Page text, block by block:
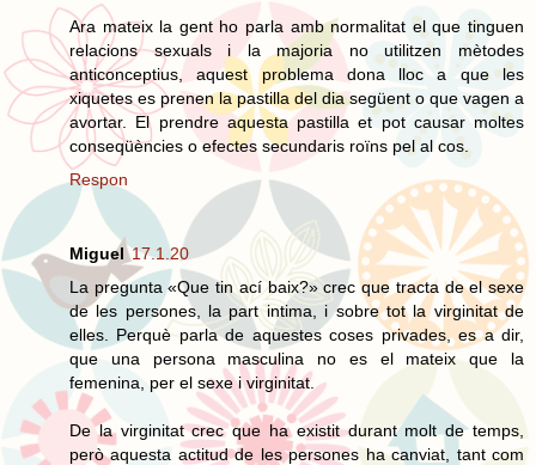
Ara mateix la gent ho parla amb normalitat el que tinguen
relacions sexuals i la majoria no utilitzen mètodes
anticonceptius, aquest problema dona lloc a que les
xiquetes es prenen la pastilla del dia següent o que vagen a
avortar. El prendre aquesta pastilla et pot causar moltes
conseqüències o efectes secundaris roïns pel al cos.
Respon
Miguel 17.1.20
La pregunta «Que tin ací baix?» crec que tracta de el sexe
de les persones, la part intima, i sobre tot la virginitat de
elles. Perquè parla de aquestes coses privades, es a dir,
que una persona masculina no es el mateix que la
femenina, per el sexe i virginitat.
De la virginitat crec que ha existit durant molt de temps,
però aquesta actitud de les persones ha canviat, tant com